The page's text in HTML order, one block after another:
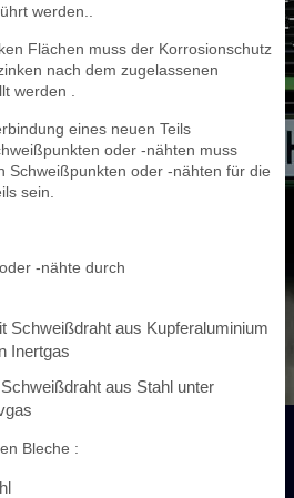
werden..
Flächen muss der Korrosionschutz
nach dem zugelassenen
werden .
eines neuen Teils
oder -nähten muss
Schweißpunkten oder -nähten für die
sein.
-nähte durch
Schweißdraht aus Kupferaluminium
Inertgas
aus Stahl unter
Bleche :